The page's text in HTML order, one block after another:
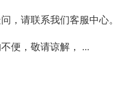
，请联系我们客服中心。
便，敬请谅解， ...